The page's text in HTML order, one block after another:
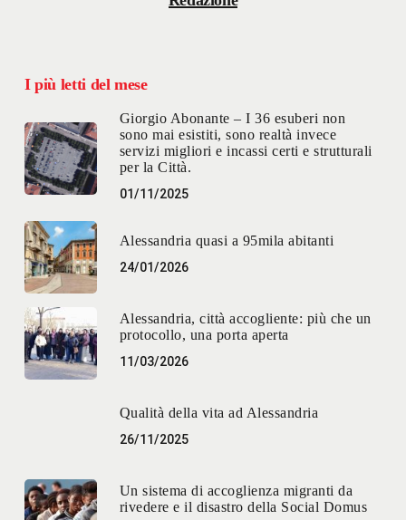
I più letti del mese
Giorgio Abonante – I 36 esuberi non
sono mai esistiti, sono realtà invece
servizi migliori e incassi certi e strutturali
per la Città.
01/11/2025
Alessandria quasi a 95mila abitanti
24/01/2026
Alessandria, città accogliente: più che un
protocollo, una porta aperta
11/03/2026
Qualità della vita ad Alessandria
26/11/2025
Un sistema di accoglienza migranti da
rivedere e il disastro della Social Domus